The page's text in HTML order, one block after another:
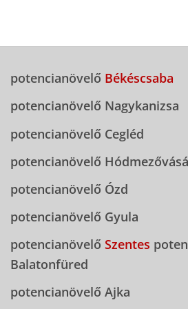
potencianövelő Békéscsaba
potencianövelő Nagykanizsa
potencianövelő Cegléd
potencianövelő
potencianövelő Ózd
potencianövelő Gyula
potencianövelő Szentes
Balatonfüred
potencianövelő Ajka